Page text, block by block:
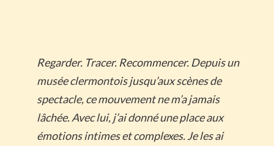
Regarder. Tracer. Recommencer. Depuis un
musée clermontois jusqu’aux scènes de
spectacle, ce mouvement ne m’a jamais
lâchée. Avec lui, j’ai donné une place aux
émotions intimes et complexes. Je les ai